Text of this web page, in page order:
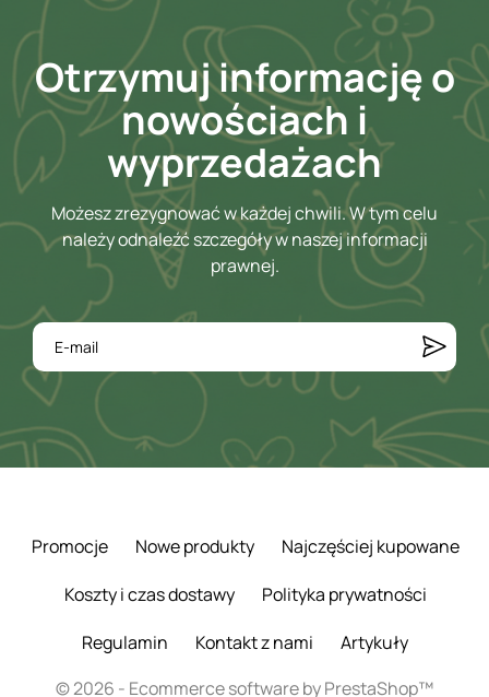
Otrzymuj informację o
nowościach i
wyprzedażach
Możesz zrezygnować w każdej chwili. W tym celu
należy odnaleźć szczegóły w naszej informacji
prawnej.
Promocje Nowe produkty
Najczęściej kupowane
Koszty i czas dostawy
Polityka prywatności
Regulamin
Kontakt z nami
Artykuły
© 2026 - Ecommerce software by PrestaShop™